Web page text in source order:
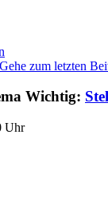
Wichtig:
Uhr